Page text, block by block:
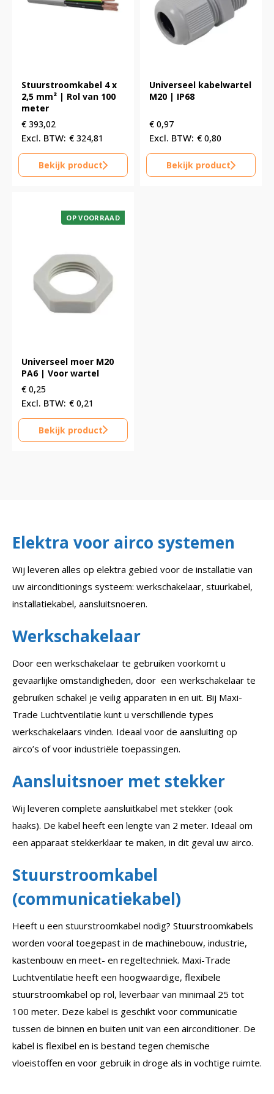
Stuurstroomkabel 4 x
2,5 mm² | Rol van 100
meter
€ 393,02
€ 324,81
Bekijk product
Universeel kabelwartel
M20 | IP68
€ 0,97
€ 0,80
Bekijk product
OP VOORRAAD
Universeel moer M20
PA6 | Voor wartel
€ 0,25
€ 0,21
Bekijk product
Elektra voor airco systemen
Wij leveren alles op elektra gebied voor de installatie van
uw airconditionings systeem: werkschakelaar, stuurkabel,
installatiekabel, aansluitsnoeren.
Werkschakelaar
Door een werkschakelaar te gebruiken voorkomt u
gevaarlijke omstandigheden, door een werkschakelaar te
gebruiken schakel je veilig apparaten in en uit. Bij Maxi-
Trade Luchtventilatie kunt u verschillende types
werkschakelaars vinden. Ideaal voor de aansluiting op
airco’s of voor industriële toepassingen.
Aansluitsnoer met stekker
Wij leveren complete aansluitkabel met stekker (ook
haaks). De kabel heeft een lengte van 2 meter. Ideaal om
een apparaat stekkerklaar te maken, in dit geval uw airco.
Stuurstroomkabel
(communicatiekabel)
Heeft u een stuurstroomkabel nodig? Stuurstroomkabels
worden vooral toegepast in de machinebouw, industrie,
kastenbouw en meet- en regeltechniek. Maxi-Trade
Luchtventilatie heeft een hoogwaardige, flexibele
stuurstroomkabel op rol, leverbaar van minimaal 25 tot
100 meter. Deze kabel is geschikt voor communicatie
tussen de binnen en buiten unit van een airconditioner. De
kabel is flexibel en is bestand tegen chemische
vloeistoffen en voor gebruik in droge als in vochtige ruimte.